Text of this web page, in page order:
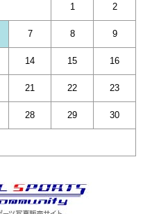
1 2
7 8 9
14 15 16
21 22 23
28 29 30